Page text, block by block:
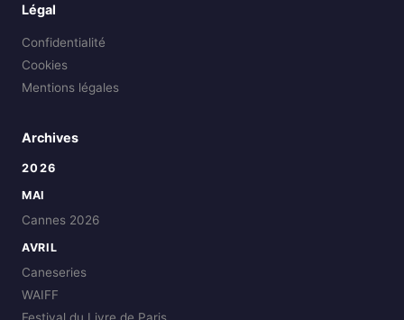
Légal
Confidentialité
Cookies
Mentions légales
Archives
2026
MAI
Cannes 2026
AVRIL
Caneseries
WAIFF